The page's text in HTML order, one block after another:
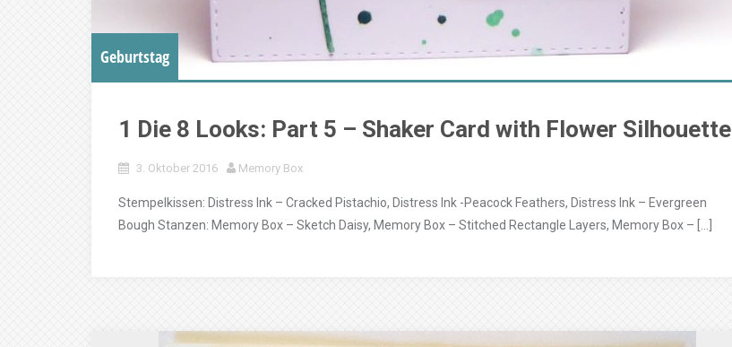
Geburtstag
1 Die 8 Looks: Part 5 – Shaker Card with Flower Silhouette
3. Oktober 2016 Memory Box
Stempelkissen: Distress Ink – Cracked Pistachio, Distress Ink -Peacock Feathers, Distress Ink – Evergreen
Bough Stanzen: Memory Box – Sketch Daisy, Memory Box – Stitched Rectangle Layers, Memory Box – […]